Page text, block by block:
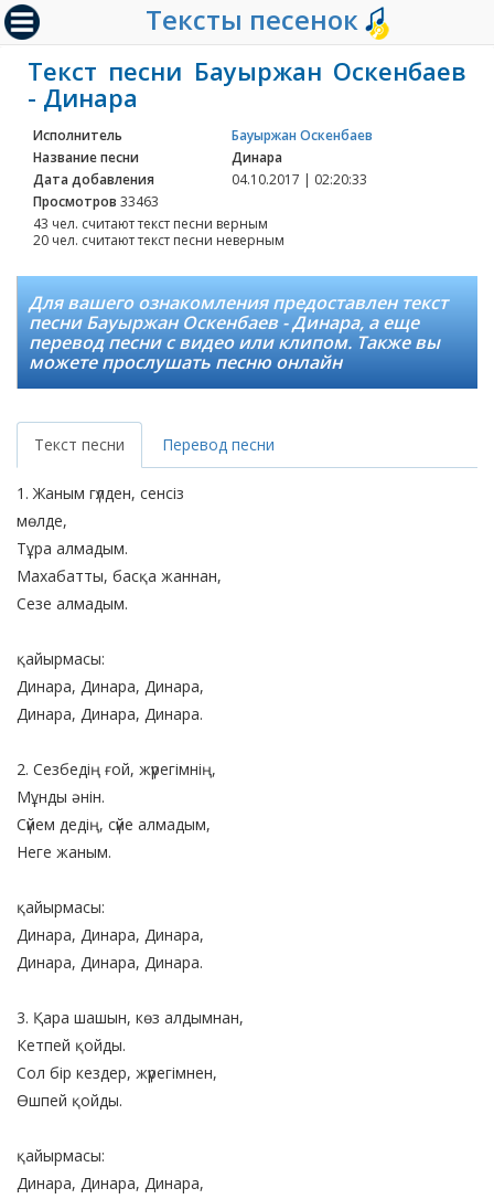
Тексты песенок
Текст песни Бауыржан Оскенбаев
- Динара
Исполнитель
Бауыржан Оскенбаев
Название песни
Динара
Дата добавления
04.10.2017 | 02:20:33
Просмотров 33463
43 чел. считают текст песни верным
20 чел. считают текст песни неверным
Для вашего ознакомления предоставлен текст
песни Бауыржан Оскенбаев - Динара, а еще
перевод песни с видео или клипом. Также вы
можете прослушать песню онлайн
Текст песни Перевод песни
1. Жаным гүлден, сенсіз
мөлде,
Тұра алмадым.
Махабатты, басқа жаннан,
Сезе алмадым.
қайырмасы:
Динара, Динара, Динара,
Динара, Динара, Динара.
2. Сезбедің ғой, жүрегімнің,
Мұнды әнін.
Сүйем дедің, сүйе алмадым,
Неге жаным.
қайырмасы:
Динара, Динара, Динара,
Динара, Динара, Динара.
3. Қара шашын, көз алдымнан,
Кетпей қойды.
Сол бір кездер, жүрегімнен,
Өшпей қойды.
қайырмасы:
Динара, Динара, Динара,